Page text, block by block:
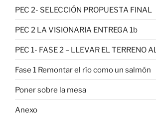
PEC 2- SELECCIÓN PROPUESTA FINAL
PEC 2 LA VISIONARIA ENTREGA 1b
PEC 1- FASE 2 – LLEVAR EL TERRENO
Fase 1 Remontar el río como un salmón
Poner sobre la mesa
Anexo